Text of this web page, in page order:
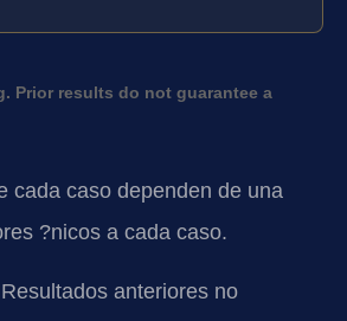
Prior results do not guarantee a
cada caso dependen de una
?nicos a cada caso.
anteriores no